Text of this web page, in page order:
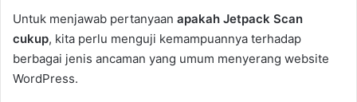
Untuk menjawab pertanyaan apakah Jetpack Scan
cukup, kita perlu menguji kemampuannya terhadap
berbagai jenis ancaman yang umum menyerang website
WordPress.